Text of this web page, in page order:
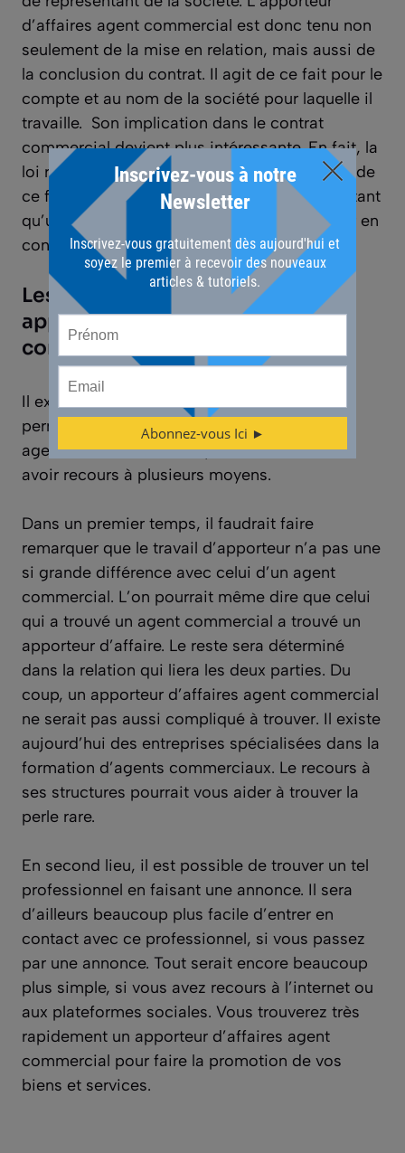
d’affaires agent commercial est donc tenu non
seulement de la mise en relation, mais aussi de
la conclusion du contrat. Il agit de ce fait pour le
compte et au nom de la société pour laquelle il
travaille. Son implication dans le contrat
commercial devient plus intéressante. En fait, la
loi reconnaît le statut d’agent commercial et de
ce fait, il devient un professionnel. Alors, en tant
qu’une entreprise, comment faire pour entrer en
contact avec un tel professionnel ?
Les moyens pour trouver un
apporteur d’affaires agent
commercial
Il existe de nombreux moyens pouvant vous
permettre de trouver un apporteur d’affaires
agent commercial. Pour y arriver, vous devez
avoir recours à plusieurs moyens.
Dans un premier temps, il faudrait faire
remarquer que le travail d’apporteur n’a pas une
si grande différence avec celui d’un agent
commercial. L’on pourrait même dire que celui
qui a trouvé un agent commercial a trouvé un
apporteur d’affaire. Le reste sera déterminé
dans la relation qui liera les deux parties. Du
coup, un apporteur d’affaires agent commercial
ne serait pas aussi compliqué à trouver. Il existe
aujourd’hui des entreprises spécialisées dans la
formation d’agents commerciaux. Le recours à
ses structures pourrait vous aider à trouver la
perle rare.
En second lieu, il est possible de trouver un tel
professionnel en faisant une annonce. Il sera
d’ailleurs beaucoup plus facile d’entrer en
contact avec ce professionnel, si vous passez
par une annonce. Tout serait encore beaucoup
plus simple, si vous avez recours à l’internet ou
aux plateformes sociales. Vous trouverez très
rapidement un apporteur d’affaires agent
commercial pour faire la promotion de vos
biens et services.